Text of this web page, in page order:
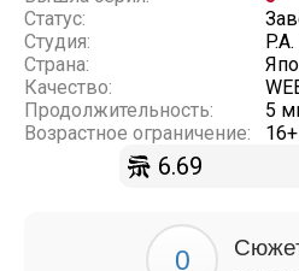
Статус:
Студия:
Страна:
Качество:
Продолжительность:
5
Возрастное ограничение:
16+
6.69